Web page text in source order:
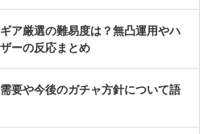
ア厳選の難易度は？無凸運用やハ
ーの反応まとめ
要や今後のガチャ方針について語